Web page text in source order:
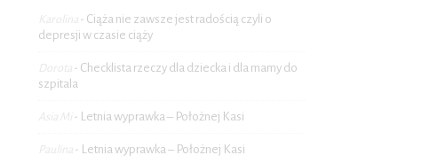
Karolina - Ciąża nie zawsze jest radością czyli o
depresji w czasie ciąży
Dorota - Checklista rzeczy dla dziecka i dla mamy do
szpitala
Asia Mi - Letnia wyprawka – Położnej Kasi
Paulina - Letnia wyprawka – Położnej Kasi